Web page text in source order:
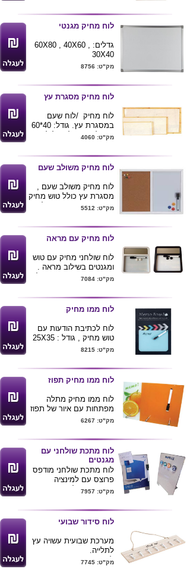
לוח מחיק מגנטי
גדלים: 60X80 , 40X60 ,
30X40
מק"ט: 8756
לוח מחיק מסגרת עץ
לוח מחיק /לוח שעם
במסגרת עץ. גודל: 40*60
ניתן לייצר בכל גודל לפי
מק"ט: 4060
לוח מחיק משולב שעם
לוח מחיק משולב שעם ,
מסגרת עץ כולל טוש מחיק
, מגנטים ונעצים . גודל :
מק"ט: 5512
לוח מחיק עם מראה
לוח שולחני מחיק עם טוש
ומגנטים בשילוב מראה .
מגיע בצבעים שחור או לבן
ניתן להדפיס לוגו ע"ג
המוצר
מק"ט: 7084
לוח ממו מחיק
לוח לכתיבת הודעות עם
טוש מחיק , גודל : 25X35
ס"מ
המוצר .
מק"ט: 8215
לוח ממו מחיק תפוז
לוח ממו מחיק מתלה
מפתחות עם איור של תפוז
מק"ט: 6267
לוח מתכת שולחני עם
מגנטים
לוח מתכת שולחני מודפס
פרוצס עם למינציה
מבריקה , הלוח מתאים
ניתן להדפיס מגנטים
זכוכית או מגנטים מדורגים
ולהוסיף טוש מחיק מגנטי
מחיר המוצר מתייחס
לכמות של 100 יחידות
מינימום ואינו כולל את
האביזרים שבתמונה
מק"ט: 7957
לוח סידור שבועי
מערכת שבועית עשויה עץ
לתלייה.
לשימוש ביתי/ משרדי.
מק"ט: 7745